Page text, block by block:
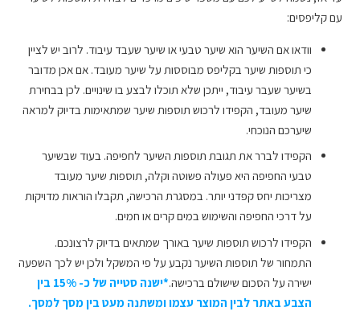
עם קליפסים:
וודאו אם השיער הוא שיער טבעי או שיער שעבד עיבוד. לרוב יש לציין
כי תוספות שיער בקליפס מבוססות על שיער מעובד. אם אכן מדובר
בשיער שעבר עיבוד, ייתכן שלא תוכלו לבצע בו שינויים. לכן בבחירת
שיער מעובד, הקפידו לרכוש תוספות שיער שמתאימות בדיוק למראה
שיערכם הנוכחי.
הקפידו לברר את תגובת תוספות השיער לחפיפה. בעוד שבשיער
טבעי החפיפה היא פעולה פשוטה וקלה, תוספות שיער מעובד
מצריכות יחס קפדני יותר. במסגרת הרכישה, תקבלו הוראות מדויקות
על דרכי החפיפה והשימוש במים קרים או חמים.
הקפידו לרכוש תוספות שיער באורך שמתאים בדיוק לרצונכם.
התמחור של תוספות השיער נקבע על פי המשקל ולכן יש לכך השפעה
ישירה על הסכום שישולם ברכישה.
*ישנה סטייה של כ- 15% בין
הצבע באתר לבין המוצר עצמו ומשתנה מעט בין מסך למסך.